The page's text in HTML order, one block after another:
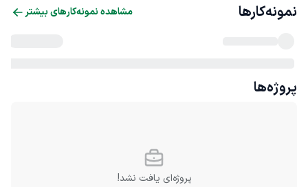
نمونه‌کارها مشاهده نمونه‌کارهای بیشتر
پروژه‌ها
پروژه‌ای یافت نشد!